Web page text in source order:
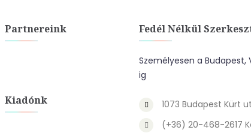
Partnereink
Kiadónk
Fedél Nélkül
Személyesen a Budapest,
ig
1073 Budapest Kürt
(+36) 20-468-2617